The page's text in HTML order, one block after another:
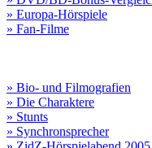
» Europa-Hörspiele
» Fan-Filme
» Bio- und Filmografien
» Die Charaktere
» Stunts
» Synchronsprecher